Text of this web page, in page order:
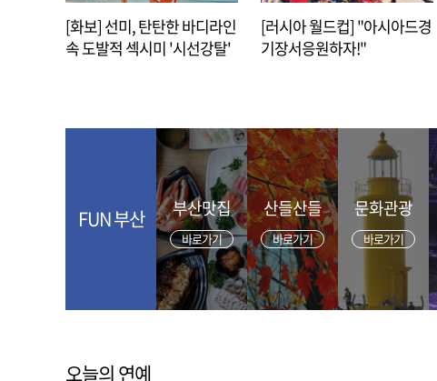
[화보] 선미, 탄탄한 바디라인
속 도발적 섹시미 '시선강탈'
[러시아 월드컵] "아시아드경
기장서응원하자!"
FUN 부산 부산맛집
바로가기
산들산들
바로가기
문화관광
바로가기
오늘의 연예